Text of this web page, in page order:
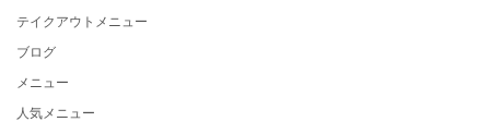
テイクアウトメニュー
ブログ
メニュー
人気メニュー